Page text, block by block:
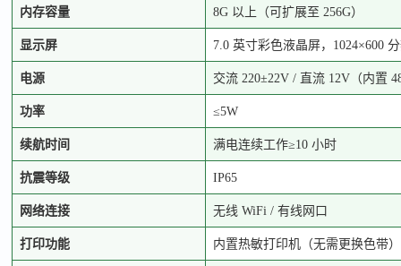
内存容量 8G 以上（可扩展至 256G）
显示屏 7.0 英寸彩色液晶屏，1024×600
电源 交流220±22V / 直流 12V（内置
功率 ≤5W
续航时间 满电连续工作≥10 小时
抗震等级 IP65
网络连接 无线 WiFi / 有线网口
打印功能 内置热敏打印机（无需更换色带）